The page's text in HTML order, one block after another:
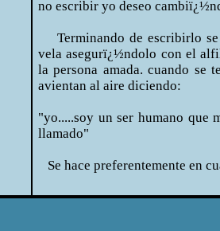
no escribir yo deseo
Terminando de escribirlo
vela asegurï¿½ndolo con el
la persona amada. cuando se
avientan al aire diciendo:
"yo.....soy un ser humano que
llamado"
Se hace preferentemente en